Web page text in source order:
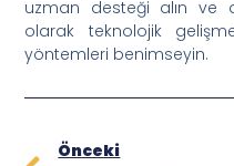
uzman desteği alın ve
olarak teknolojik
yöntemleri benimseyin.
Önceki